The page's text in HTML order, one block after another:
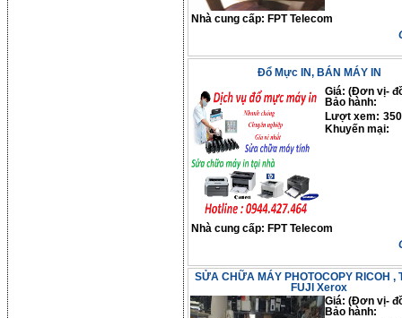
Nhà cung cấp: FPT Telecom
Đổ Mực IN, BÁN MÁY IN
Giá: (Đơn vị-
Bảo hành:
Lượt xem:
Khuyến mại:
Nhà cung cấp: FPT Telecom
SỬA CHỮA MÁY PHOTOCOPY RICOH ,
FUJI Xerox
Giá: (Đơn vị-
Bảo hành: